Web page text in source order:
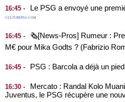
16:45 - Le PSG a envoyé une
CULTUREPSG.COM
16:45 -
🗞️[News-Pros] Rumeur :
M€ pour Mika Godts ? (Fabrizio
16:45 - PSG : Barcola a déjà un
16:30 -
Mercato : Randal Kolo
Juventus, le PSG récupère une